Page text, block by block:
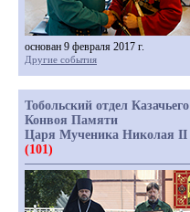
основан 9 февраля 2017 г.
Другие события
Тобольский отдел Казачьего
Конвоя Памяти
Царя Мученика Николая II
(101)